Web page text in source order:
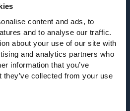
content and ads, to
and to analyse our traffic.
about your use of our site with
and analytics partners who
information that you’ve
they’ve collected from your use
bietet RENK
für
oder